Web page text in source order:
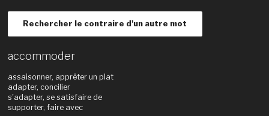
Rechercher le contraire d'un autre mot
accommoder
assaisonner, apprêter un plat
adapter, concilier
s'adapter, se satisfaire de
supporter, faire avec